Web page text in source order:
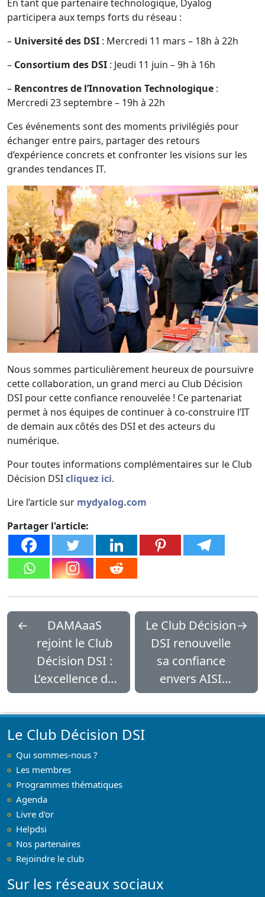
En tant que partenaire technologique, Dyalog
participera aux temps forts du réseau :
– Université des DSI : Mercredi 11 mars – 18h à 22h
– Consortium des DSI : Jeudi 11 juin – 9h à 16h
– Rencontres de l’Innovation Technologique :
Mercredi 23 septembre – 19h à 22h
Ces événements sont des moments privilégiés pour
échanger entre pairs, partager des retours
d’expérience concrets et confronter les visions sur les
grandes tendances IT.
Nous sommes particulièrement heureux de poursuivre
cette collaboration, un grand merci au Club Décision
DSI pour cette confiance renouvelée ! Ce partenariat
permet à nos équipes de continuer à co-construire l’IT
de demain aux côtés des DSI et des acteurs du
numérique.
Pour toutes informations complémentaires sur le Club
Décision DSIcliquez ici.
Lire l’article sur mydyalog.com
Partager l'article:
←
DAMAaaS
rejoint le Club
Décision DSI :
L’excellence du
NoCode
Souverain au
service des
Grands Groupes
pour 2026
Le Club Décision
DSI renouvelle
sa confiance
envers AISI
comme
partenaire
→
Le Club Décision DSI
Qui sommes-nous ?
Les membres
Programmes thématiques
Agenda
Livre d'or
Helpdsi
Nos partenaires
Rejoindre le club
Sur les réseaux sociaux